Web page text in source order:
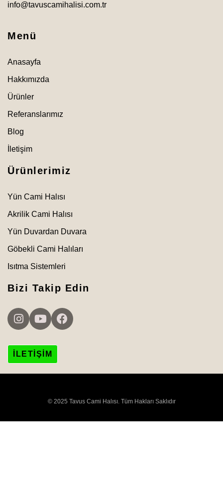
info@tavuscamihalisi.com.tr
Menü
Anasayfa
Hakkımızda
Ürünler
Referanslarımız
Blog
İletişim
Ürünlerimiz
Yün Cami Halısı
Akrilik Cami Halısı
Yün Duvardan Duvara
Göbekli Cami Halıları
Isıtma Sistemleri
Bizi Takip Edin
İLETIŞIM
© 2025 Tavus Cami Halısı. Tüm Hakları Saklıdır